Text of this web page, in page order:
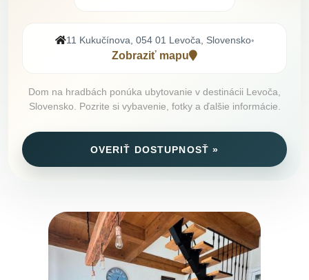
11 Kukučínova, 054 01 Levoča, Slovensko•
Zobraziť mapu
Dom na hradbách ponúka ubytovanie v destinácii Levoča,
Slovensko. Pozrite si vybavenie, fotky a ďalšie informácie.
OVERIŤ DOSTUPNOSŤ »